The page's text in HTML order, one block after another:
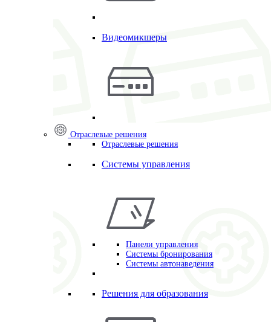
Видеомикшеры
Отраслевые решения
Отраслевые решения
Системы управления
Панели управления
Системы бронирования
Системы автонаведения
Решения для образования